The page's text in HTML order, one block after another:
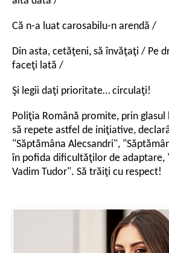
Că n-a luat carosabilu-n arendă /
Din asta, cetăţeni, să învăţaţi / Pe
faceţi lată /
Şi legii daţi prioritate… circulaţi!
Poliţia Română promite, prin glasul
să repete astfel de iniţiative,
"Săptămâna Alecsandri",
în pofida dificultăţilor de adaptare,
Vadim Tudor". Să trăiţi cu respect!